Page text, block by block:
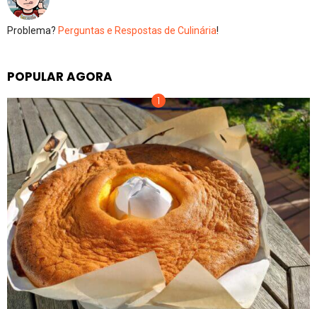
Problema? Perguntas e Respostas de Culinária!
POPULAR AGORA